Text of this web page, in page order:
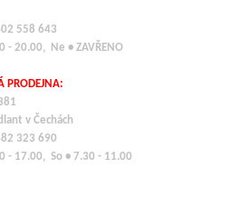
558 643
- 20.00, Ne • ZAVŘENO
PRODEJNA:
v Čechách
323 690
- 17.00, So • 7.30 - 11.00